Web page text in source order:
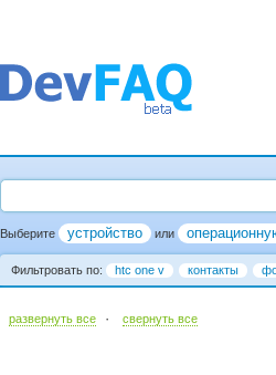
Выберите устройство или
Фильтровать по: htc one v контакты
развернуть все · cвернуть все